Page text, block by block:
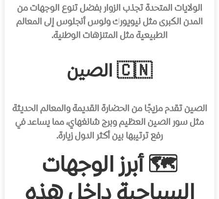
الولايات المتحدة تجذب الزوار بفضل تنوع الوجهات من
المدن الكبرى مثل نيويورك ولوس أنجلوس إلى المعالم
الطبيعية مثل المتنزهات الوطنية.
🇨🇳 الصين
الصين تقدم مزيجًا من الحضارة القديمة والمعالم الحديثة
مثل سور الصين العظيم وبرج شانغهاي، مما يساعد في
رفع ترتيبها بين أكثر الدول زيارة.
🗺️ أبرز الوجهات